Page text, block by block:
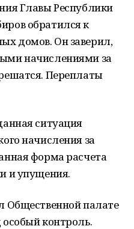
Главы Республики
обратился к
домов. Он заверил,
начислениями за
Переплаты
ситуация
начисления за
форма расчета
и упущения.
Общественной палате
контроль.